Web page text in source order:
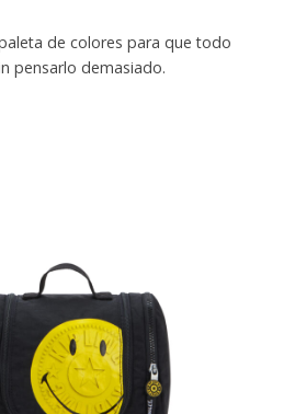
de colores para que todo
pensarlo demasiado.